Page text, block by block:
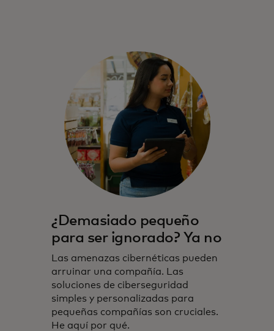
¿Demasiado pequeño
para ser ignorado? Ya no
Las amenazas cibernéticas pueden
arruinar una compañía. Las
soluciones de ciberseguridad
simples y personalizadas para
pequeñas compañías son cruciales.
He aquí por qué.